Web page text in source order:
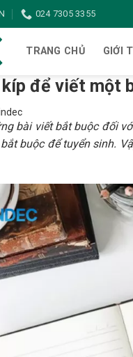
024 7305 3355
TRANG CHỦ GIỚI
kíp để viết một
bài viết bắt buộc đối
buộc để tuyển sinh.